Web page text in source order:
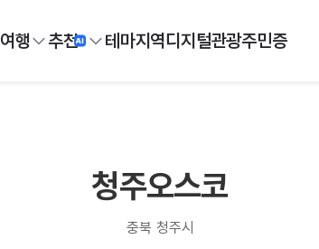
여행 추천 테마지역디지털관광주민증
청주오스코
충북 청주시